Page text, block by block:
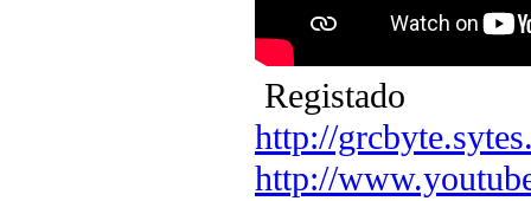
Registado
http://
http://